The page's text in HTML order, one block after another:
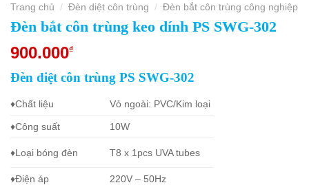
Trang chủ / Đèn diệt côn trùng / Đèn bắt côn trùng công nghiệp
Đèn bắt côn trùng keo dính PS SWG-302
900.000₫
Đèn diệt côn trùng PS SWG-302
♦Chất liệu Vỏ ngoài: PVC/Kim loại
♦Công suất 10W
♦Loại bóng đèn T8 x 1pcs UVA tubes
♦Điện áp 220V – 50Hz